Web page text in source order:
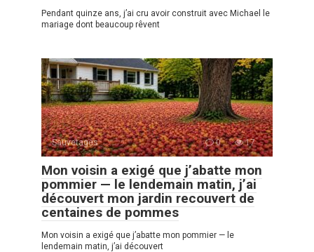
Pendant quinze ans, j’ai cru avoir construit avec Michael le
mariage dont beaucoup rêvent
Sauvetages 0 17
Mon voisin a exigé que j’abatte mon
pommier — le lendemain matin, j’ai
découvert mon jardin recouvert de
centaines de pommes
Mon voisin a exigé que j’abatte mon pommier — le
lendemain matin, j’ai découvert